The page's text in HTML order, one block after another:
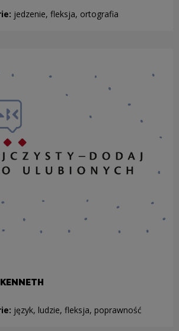
jedzenie, fleksja, ortografia
język, ludzie, fleksja, poprawność